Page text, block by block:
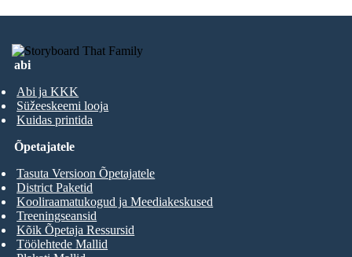
abi
Abi ja KKK
Süžeeskeemi looja
Kuidas printida
Õpetajatele
Tasuta Versioon Õpetajatele
District Paketid
Kooliraamatukogud ja Meediakeskused
Treeningseansid
Kõik Õpetaja Ressursid
Töölehtede Mallid